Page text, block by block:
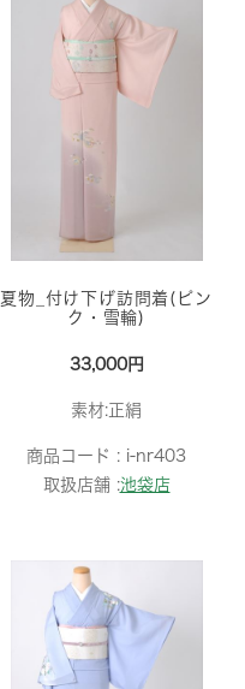
夏物_付け下げ訪問着(ピン
ク・雪輪)
33,000円
素材:正絹
商品コード : i-nr403
取扱店舗 :池袋店